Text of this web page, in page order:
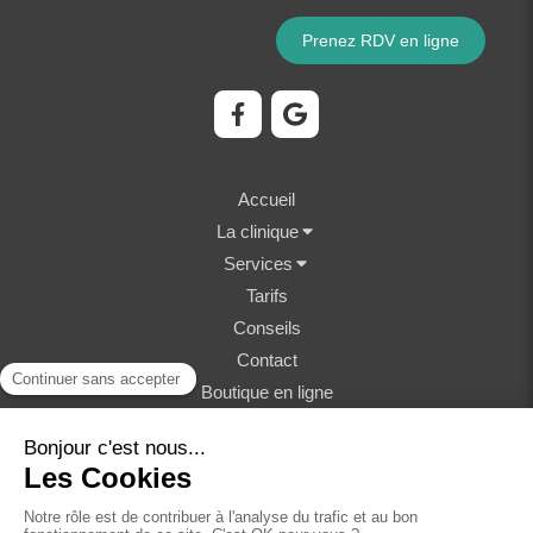
Prenez RDV en ligne
Accueil
La clinique
Services
Tarifs
Conseils
Contact
Boutique en ligne
Plan du site